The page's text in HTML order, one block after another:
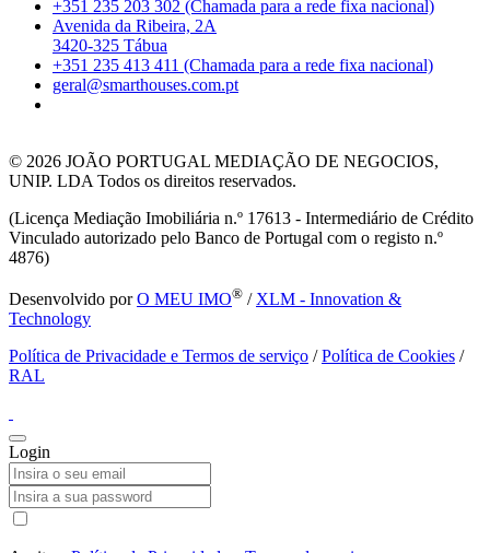
+351 235 203 302 (Chamada para a rede fixa nacional)
Avenida da Ribeira, 2A
3420-325 Tábua
+351 235 413 411 (Chamada para a rede fixa nacional)
geral@smarthouses.com.pt
© 2026 JOÃO PORTUGAL MEDIAÇÃO DE NEGOCIOS,
UNIP. LDA Todos os direitos reservados.
(Licença Mediação Imobiliária n.º 17613 - Intermediário de Crédito
Vinculado autorizado pelo Banco de Portugal com o registo n.º
4876)
Desenvolvido porO MEU IMO® / XLM - Innovation &
Technology
Política de Privacidade e Termos de serviço /Política de Cookies /
RAL
Login